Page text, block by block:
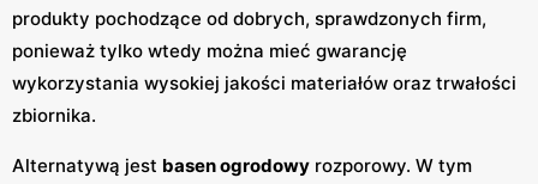
produkty pochodzące od dobrych, sprawdzonych firm,
ponieważ tylko wtedy można mieć gwarancję
wykorzystania wysokiej jakości materiałów oraz trwałości
zbiornika.
Alternatywą jest basen ogrodowy rozporowy. W tym